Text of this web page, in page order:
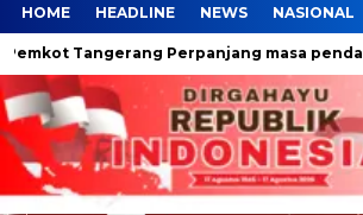
HOME HEADLINE NEWS NASIONAL
Tangerang Perpanjang masa pendaftaran